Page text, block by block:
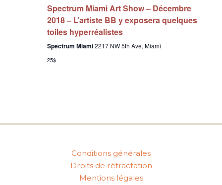
Spectrum Miami Art Show – Décembre
2018 – L’artiste BB y exposera quelques
toiles hyperréalistes
Spectrum Miami2217 NW 5th Ave, Miami
25$
Conditions générales
Droits de rétractation
Mentions légales